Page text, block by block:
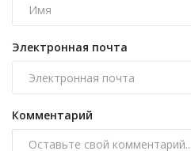
Электронная почта
Комментарий